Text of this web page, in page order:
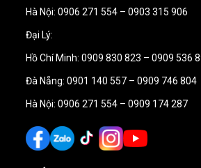
hoặc lấy pizza ra khỏi lò. Thiết kế
mặt đục lỗ tiện dụng cùng tay
sản phẩm đáp ứng tốt nhu cầu
Hà Nội: 0906 271 554 – 0903 315 906
Đại Lý:
Hồ Chí Minh: 0909 830 823 – 0909 536
Đà Nẵng: 0901 140 557 – 0909 746 804
Hà Nội: 0906 271 554 – 0909 174 287